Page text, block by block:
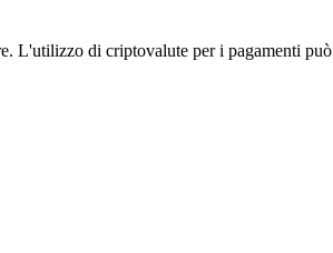
L'utilizzo di criptovalute per i pagamenti può